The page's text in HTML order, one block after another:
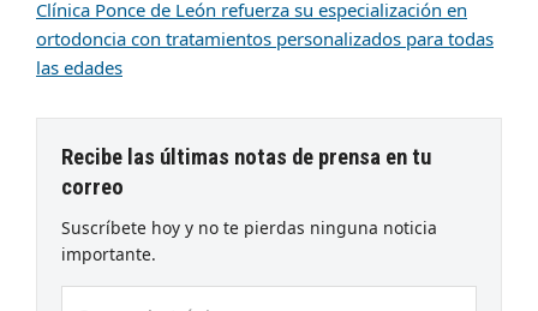
Clínica Ponce de León refuerza su especialización en
ortodoncia con tratamientos personalizados para todas
las edades
Recibe las últimas notas de prensa en tu
correo
Suscríbete hoy y no te pierdas ninguna noticia
importante.